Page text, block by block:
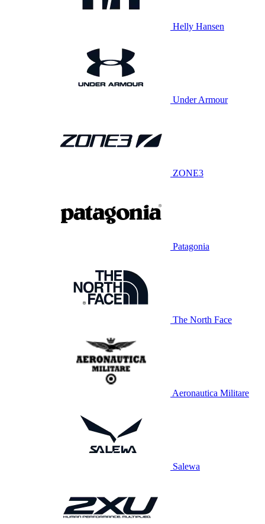
Helly Hansen
Under Armour
ZONE3
Patagonia
The North Face
Aeronautica Militare
Salewa